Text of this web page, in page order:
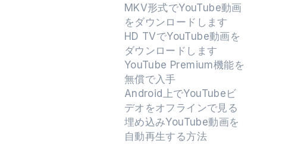
MKV形式でYouTube動画
をダウンロードします
HD TVでYouTube動画を
ダウンロードします
YouTube Premium機能を
無償で入手
Android上でYouTubeビ
デオをオフラインで見る
埋め込みYouTube動画を
自動再生する方法